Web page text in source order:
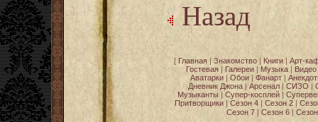
Назад
[ Главная| Знакомство| Книги| Арт-
Гостевая | Галереи | Музыка | Видео
Аватарки | Обои | Фанарт |
Дневник Джона| Арсенал| СИЗО |
Музыканты | Супер-косплей |
Притворщики | Сезон 4 | Сезон 2 |
Сезон 7| Сезон 6|